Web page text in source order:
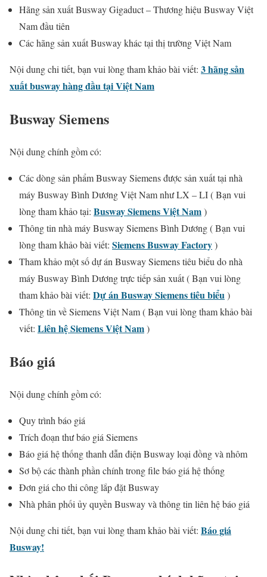
Hãng sản xuất Busway Gigaduct – Thương hiệu Busway Việt
Nam đầu tiên
Các hãng sản xuất Busway khác tại thị trường Việt Nam
Nội dung chi tiết, bạn vui lòng tham khảo bài viết: 3 hãng sản
xuất busway hàng đầu tại Việt Nam
Busway Siemens
Nội dung chính gồm có:
Các dòng sản phẩm Busway Siemens được sản xuất tại nhà
máy Busway Bình Dương Việt Nam như LX – LI ( Bạn vui
lòng tham khảo tại: Busway Siemens Việt Nam)
Thông tin nhà máy Busway Siemens Bình Dương ( Bạn vui
lòng tham khảo bài viết: Siemens Busway Factory)
Tham khảo một số dự án Busway Siemens tiêu biểu do nhà
máy Busway Bình Dương trực tiếp sản xuất ( Bạn vui lòng
tham khảo bài viết: Dự án Busway Siemens tiêu biểu)
Thông tin về Siemens Việt Nam ( Bạn vui lòng tham khảo bài
viết: Liên hệ Siemens Việt Nam)
Báo giá
Nội dung chính gồm có:
Quy trình báo giá
Trích đoạn thư báo giá Siemens
Báo giá hệ thống thanh dẫn điện Busway loại đồng và nhôm
Sơ bộ các thành phần chính trong file báo giá hệ thống
Đơn giá cho thi công lắp đặt Busway
Nhà phân phối ủy quyền Busway và thông tin liên hệ báo giá
Nội dung chi tiết, bạn vui lòng tham khảo bài viết: Báo giá
Busway!